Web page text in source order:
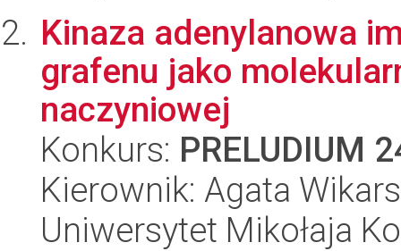
Kinaza adenylanowa
grafenu jako
naczyniowej
Konkurs: PRELUDIUM
Kierownik: Agata
Uniwersytet Mikołaja